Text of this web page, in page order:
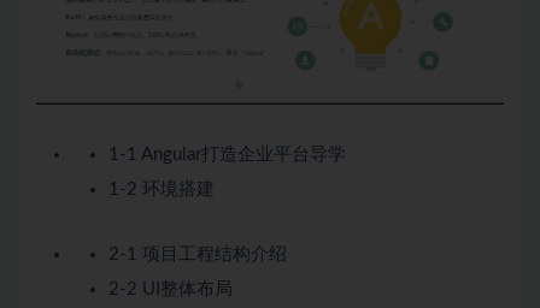
1-1 Angular打造企业平台导学
1-2 环境搭建
2-1 项目工程结构介绍
2-2 UI整体布局